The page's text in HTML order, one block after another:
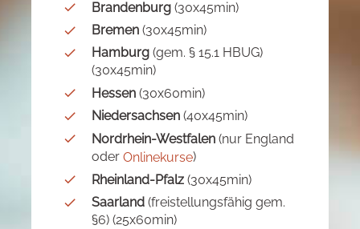
Brandenburg (30x45min)
Bremen (30x45min)
Hamburg (gem. § 15.1 HBUG)
(30x45min)
Hessen (30x60min)
Niedersachsen (40x45min)
Nordrhein-Westfalen (nur England
oder Onlinekurse)
Rheinland-Pfalz (30x45min)
Saarland (freistellungsfähig gem.
§6) (25x60min)